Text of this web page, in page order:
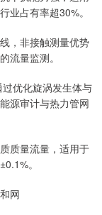
业占有率超30%。
，非接触测量优势
流量监测。
优化旋涡发生体与
源审计与热力管网
质量流量，适用于
。
网